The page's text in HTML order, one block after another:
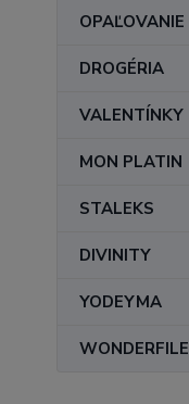
OPAĽOVANIE
DROGÉRIA
VALENTÍNKY
MON PLATIN
STALEKS
DIVINITY
YODEYMA
WONDERFILE